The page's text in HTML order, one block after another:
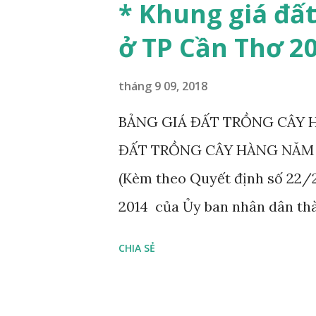
số 32/2015/NĐ-CP ngày 25
chi phí đầu tư xây dựng công
ngày 12 tháng 5 năm 2015
trình xây dựng; Căn cứ Nghị
năm 2015 của Chính phủ về
sung một số điều Nghị định
* Khung giá
ở TP Cần Thơ
tháng 9 09, 2018
BẢNG GIÁ ĐẤT TRỒNG CÂY
ĐẤT TRỒNG CÂY HÀNG
(Kèm theo Quyết định số 22/
2014 của Ủy ban nhân dân
CHIA SẺ